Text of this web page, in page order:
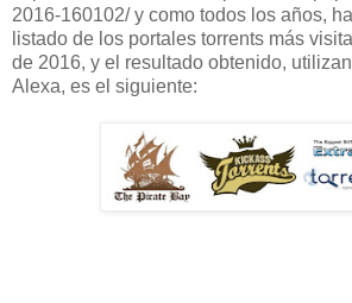
2016-160102/ y como todos los años,
listado de los portales torrents más
de 2016, y el resultado obtenido,
Alexa, es el siguiente: